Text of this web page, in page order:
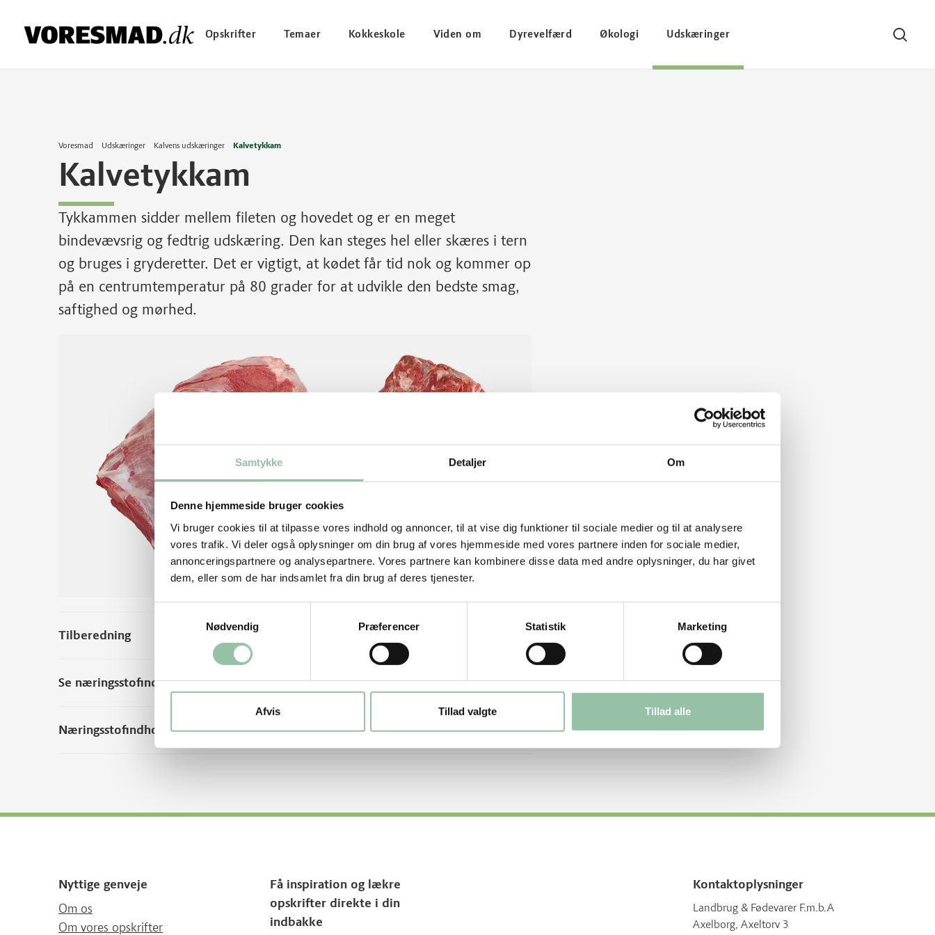
Samtykke Detaljer Om
Denne hjemmeside bruger cookies
Vi bruger cookies til at tilpasse vores indhold og annoncer, til at vise dig funktioner til sociale medier og til at analysere
vores trafik. Vi deler også oplysninger om din brug af vores hjemmeside med vores partnere inden for sociale medier,
annonceringspartnere og analysepartnere. Vores partnere kan kombinere disse data med andre oplysninger, du har givet
dem, eller som de har indsamlet fra din brug af deres tjenester.
Nødvendig
Præferencer Statistik Marketing
Afvis Tillad valgte Tillad alle
Opskrifter Temaer Kokkeskole Viden om Dyrevelfærd Økologi Udskæringer
Søg
Voresmad Udskæringer Kalvens udskæringer Kalvetykkam
Kalvetykkam
Tykkammen sidder mellem fileten og hovedet og er en meget
bindevævsrig og fedtrig udskæring. Den kan steges hel eller skæres i tern
og bruges i gryderetter. Det er vigtigt, at kødet får tid nok og kommer op
på en centrumtemperatur på 80 grader for at udvikle den bedste smag,
saftighed og mørhed.
Tilberedning
Se næringsstofindhold per 100 g rå vægt
Næringsstofindhold fra andre kilder
Nyttige genveje
Om os
Om vores opskrifter
Få inspiration og lækre
opskrifter direkte i din
indbakke
Kontaktoplysninger
Landbrug & Fødevarer F.m.b.A
Axelborg, Axeltorv 3